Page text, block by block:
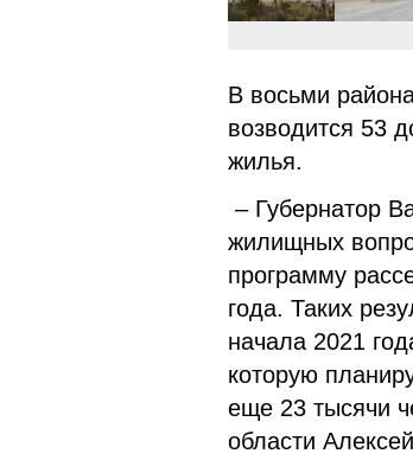
В восьми
возводится 53
жилья.
– Губернатор
жилищных
программу
года. Таких
начала 2021
которую
еще 23 тысячи
области